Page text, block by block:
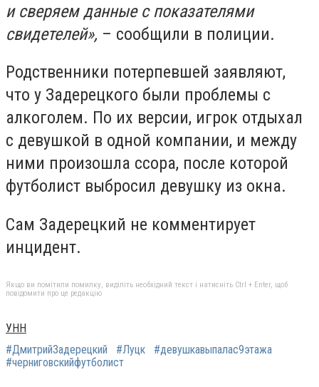
и сверяем данные с показателями
свидетелей», – сообщили в полиции.
Родственники потерпевшей заявляют,
что у Задерецкого были проблемы с
алкоголем. По их версии, игрок отдыхал
с девушкой в одной компании, и между
ними произошла ссора, после которой
футболист выбросил девушку из окна.
Сам Задерецкий не комментирует
инцидент.
Якщо ви помітили помилку, виділіть необхідний текст і натисніть Ctrl + Enter, щоб
повідомити про це редакцію
УНН
#ДмитрийЗадерецкий
#Луцк
#девушкавыпалас9этажа
#черниговскийфутболист